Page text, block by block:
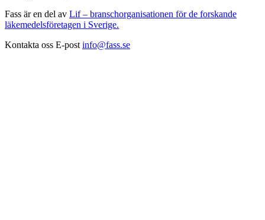
Fass är en del av Lif – branschorganisationen för de forskande
läkemedelsföretagen i Sverige.
Kontakta oss E-post info@fass.se